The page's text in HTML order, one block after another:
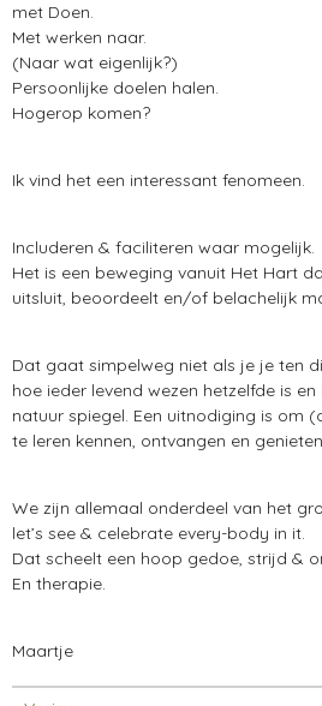
met Doen.
Met werken naar.
(Naar wat eigenlijk?)
Persoonlijke doelen halen.
Hogerop komen?
Ik vind het een interessant fenomeen.
Includeren & faciliteren waar mogelijk.
Het is een beweging vanuit Het Hart
uitsluit, beoordeelt en/of belachelijk
Dat gaat simpelweg niet als je je ten
hoe ieder levend wezen hetzelfde is
natuur spiegel. Een uitnodiging is om
te leren kennen, ontvangen en
We zijn allemaal onderdeel van het
let’s see & celebrate every-body in it.
Dat scheelt een hoop gedoe, strijd &
En therapie.
Maartje